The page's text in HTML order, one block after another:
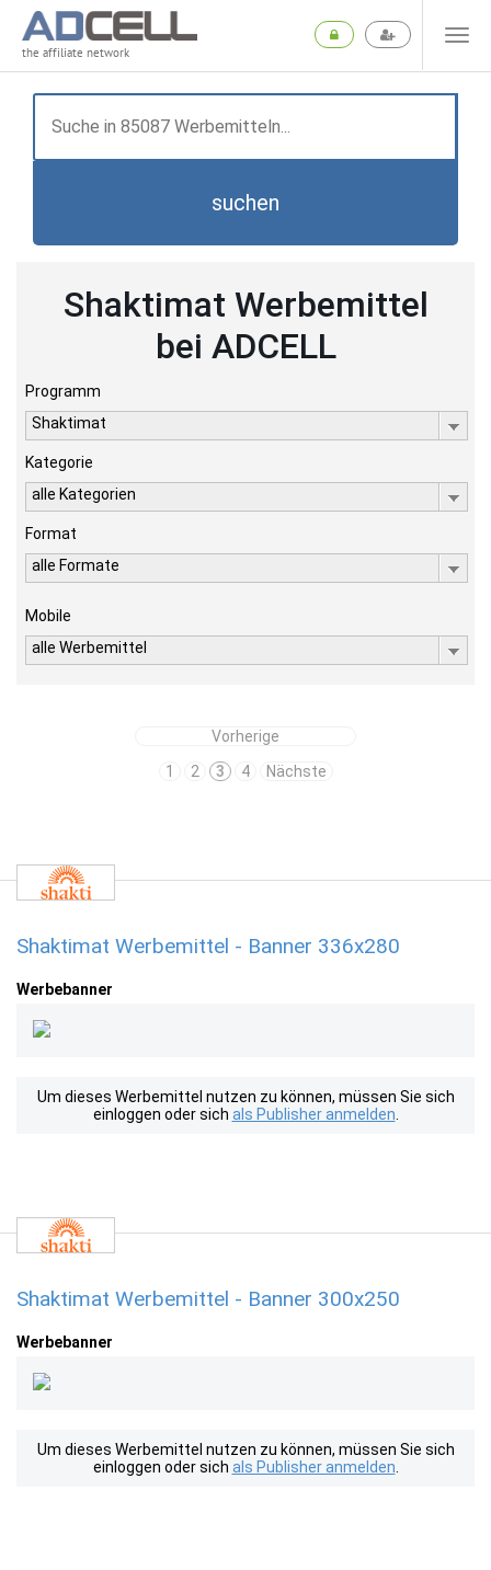
the affiliate network
suchen
Shaktimat Werbemittel
bei ADCELL
Programm
Shaktimat
Kategorie
alle Kategorien
Format
alle Formate
Mobile
alle Werbemittel
Vorherige
1
2 3 4 Nächste
Shaktimat Werbemittel - Banner 336x280
Werbebanner
Um dieses Werbemittel nutzen zu können, müssen Sie sich
einloggen oder sich als Publisher anmelden
Shaktimat Werbemittel - Banner 300x250
Werbebanner
Um dieses Werbemittel nutzen zu können, müssen Sie sich
einloggen oder sich als Publisher anmelden